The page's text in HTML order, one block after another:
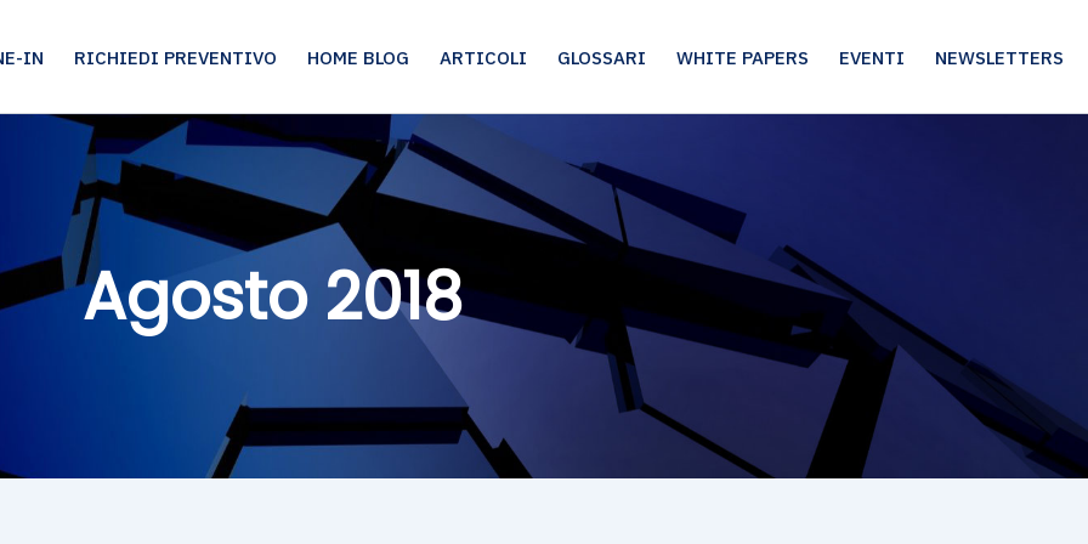
IN RICHIEDI PREVENTIVO HOME BLOG ARTICOLI GLOSSARI WHITE PAPERS EVENTI NEWSLETTERS
Agosto 2018